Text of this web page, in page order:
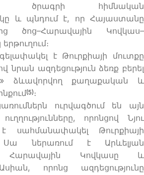
ծրագրի հիմնական
և պնդում է, որ Հայաստանը
ծոց–Հարավային Կովկաս–
է Թուրքիայի մուտքը
նրան ազդեցություն ձեռք բերել
ձևավորվող քաղաքական և
(5) ։
ուրվագծում են այն
որոնցով Նյու
սահմանափակել Թուրքիայի
Սա ներառում է Արևելյան
Հարավային Կովկասը և
որոնց ազդեցությունը